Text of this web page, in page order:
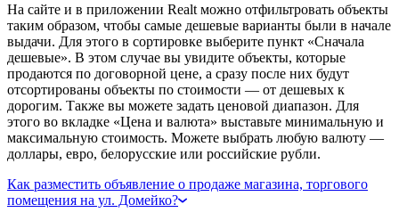
На сайте и в приложении Realt можно отфильтровать объекты
таким образом, чтобы самые дешевые варианты были в начале
выдачи. Для этого в сортировке выберите пункт «Сначала
дешевые». В этом случае вы увидите объекты, которые
продаются по договорной цене, а сразу после них будут
отсортированы объекты по стоимости — от дешевых к
дорогим. Также вы можете задать ценовой диапазон. Для
этого во вкладке «Цена и валюта» выставьте минимальную и
максимальную стоимость. Можете выбрать любую валюту —
доллары, евро, белорусские или российские рубли.
Как разместить объявление о продаже магазина, торгового
помещения на ул. Домейко?